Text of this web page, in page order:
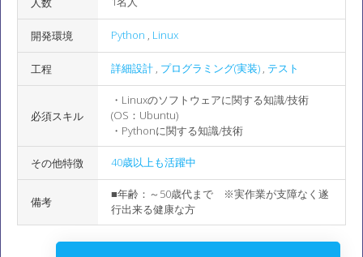
開発環境 Python , Linux
工程 詳細設計 , プログラミング(実装) , テスト
必須スキル
・Linuxのソフトウェアに関する知識/技術
(OS：Ubuntu)
・Pythonに関する知識/技術
その他特徴 40歳以上も活躍中
備考
■年齢：～50歳代まで ※実作業が支障なく遂
行出来る健康な方